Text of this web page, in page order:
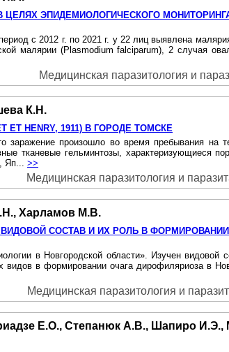
ЭПИДЕМИОЛОГИЧЕСКОГО
с 2012 г. по 2021 г. у 22 лиц выявлена
малярии (Plasmodium falciparum), 2 случая
Медицинская паразитология и
К.Н.
ЕТ HENRY, 1911) В ГОРОДЕ ТОМСКЕ
произошло во время пребывания на
тканевые гельминтозы, характеризующиеся
Яп... >>
Медицинская паразитология и
Харламов М.В.
СОСТАВ И ИХ РОЛЬ В
в Новгородской области». Изучен видовой
в формировании очага дирофиляриоза в
Медицинская паразитология и
Е.О., Степанюк А.В., Шапиро И.Э.,